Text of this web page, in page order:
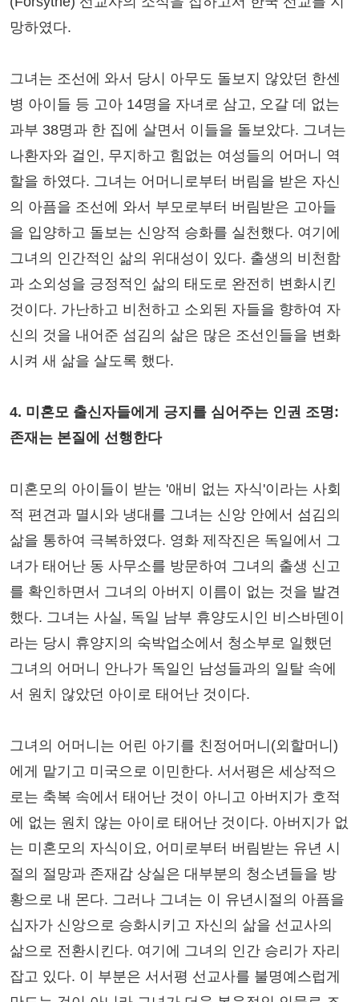
망하였다.
그녀는 조선에 와서 당시 아무도 돌보지 않았던 한센
병 아이들 등 고아 14명을 자녀로 삼고, 오갈 데 없는
과부 38명과 한 집에 살면서 이들을 돌보았다. 그녀는
나환자와 걸인, 무지하고 힘없는 여성들의 어머니 역
할을 하였다. 그녀는 어머니로부터 버림을 받은 자신
의 아픔을 조선에 와서 부모로부터 버림받은 고아들
을 입양하고 돌보는 신앙적 승화를 실천했다. 여기에
그녀의 인간적인 삶의 위대성이 있다. 출생의 비천함
과 소외성을 긍정적인 삶의 태도로 완전히 변화시킨
것이다. 가난하고 비천하고 소외된 자들을 향하여 자
신의 것을 내어준 섬김의 삶은 많은 조선인들을 변화
시켜 새 삶을 살도록 했다.
4. 미혼모 출신자들에게 긍지를 심어주는 인권 조명:
존재는 본질에 선행한다
미혼모의 아이들이 받는 '애비 없는 자식'이라는 사회
적 편견과 멸시와 냉대를 그녀는 신앙 안에서 섬김의
삶을 통하여 극복하였다. 영화 제작진은 독일에서 그
녀가 태어난 동 사무소를 방문하여 그녀의 출생 신고
를 확인하면서 그녀의 아버지 이름이 없는 것을 발견
했다. 그녀는 사실, 독일 남부 휴양도시인 비스바덴이
라는 당시 휴양지의 숙박업소에서 청소부로 일했던
그녀의 어머니 안나가 독일인 남성들과의 일탈 속에
서 원치 않았던 아이로 태어난 것이다.
그녀의 어머니는 어린 아기를 친정어머니(외할머니)
에게 맡기고 미국으로 이민한다. 서서평은 세상적으
로는 축복 속에서 태어난 것이 아니고 아버지가 호적
에 없는 원치 않는 아이로 태어난 것이다. 아버지가 없
는 미혼모의 자식이요, 어미로부터 버림받는 유년 시
절의 절망과 존재감 상실은 대부분의 청소년들을 방
황으로 내 몬다. 그러나 그녀는 이 유년시절의 아픔을
십자가 신앙으로 승화시키고 자신의 삶을 선교사의
삶으로 전환시킨다. 여기에 그녀의 인간 승리가 자리
잡고 있다. 이 부분은 서서평 선교사를 불명예스럽게